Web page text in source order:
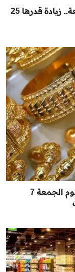
ارتفاع ملحوظ في سعر الذهب اليوم الجمعة.. زيادة قدرها 25
ارتفاع متواصل لأسعار الذهب في مصر اليوم الجمعة 7